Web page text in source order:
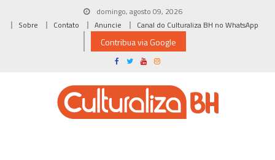
domingo, agosto 09, 2026
Sobre
Contato Anuncie Canal do Culturaliza BH no WhatsApp
Contribua via Google